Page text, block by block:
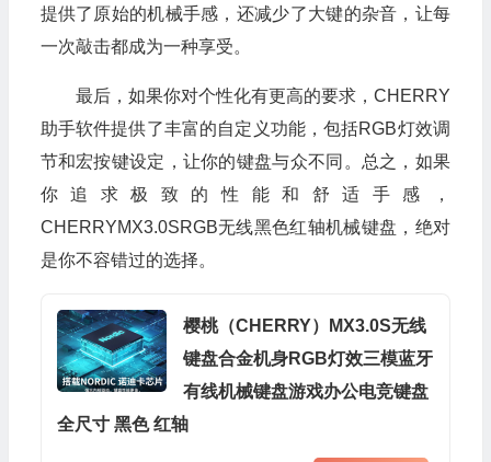
提供了原始的机械手感，还减少了大键的杂音，让每
一次敲击都成为一种享受。
最后，如果你对个性化有更高的要求，CHERRY
助手软件提供了丰富的自定义功能，包括RGB灯效调
节和宏按键设定，让你的键盘与众不同。总之，如果
你追求极致的性能和舒适手感，
CHERRYMX3.0SRGB无线黑色红轴机械键盘，绝对
是你不容错过的选择。
樱桃（CHERRY）MX3.0S无线
键盘合金机身RGB灯效三模蓝牙
有线机械键盘游戏办公电竞键盘
全尺寸 黑色 红轴